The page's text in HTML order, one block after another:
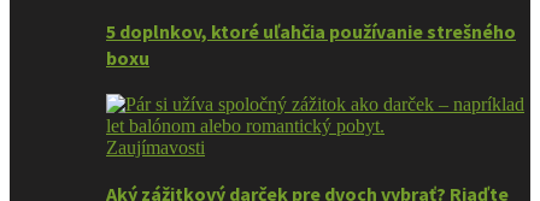
5 doplnkov, ktoré uľahčia používanie strešného
boxu
Zaujímavosti
Aký zážitkový darček pre dvoch vybrať? Riaďte